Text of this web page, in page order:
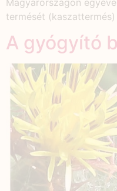
termését
A gyógyító